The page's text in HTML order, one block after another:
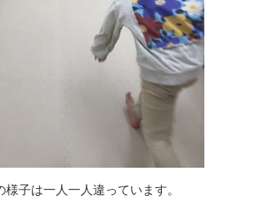
子は一人一人違っています。